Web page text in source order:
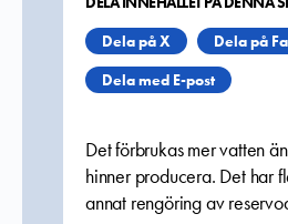
Dela på X
Dela på
Dela med E-post
Det förbrukas mer vatten
hinner producera. Det har
annat rengöring av